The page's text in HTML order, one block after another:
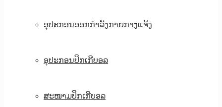
ອຸປະກອນອອກກຳລັງກາຍກາງແຈ້ງ
ອຸປະກອນປິກເກີບອລ
ສະໜາມປິກເກີບອລ